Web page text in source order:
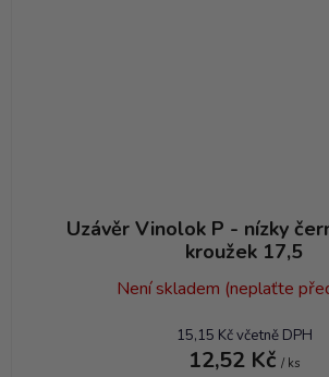
Uzávěr Vinolok P - nízky
kroužek 17,5
Není skladem (neplaťte
15,15 Kč včetně DPH
12,52 Kč / ks